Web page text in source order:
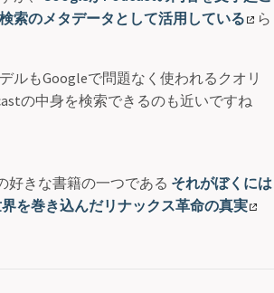
索のメタデータとして活用している
ら
ルもGoogleで問題なく使われるクオリ
の中身を検索できるのも近いですね
好きな書籍の一つである それがぼくには
を巻き込んだリナックス革命の真実